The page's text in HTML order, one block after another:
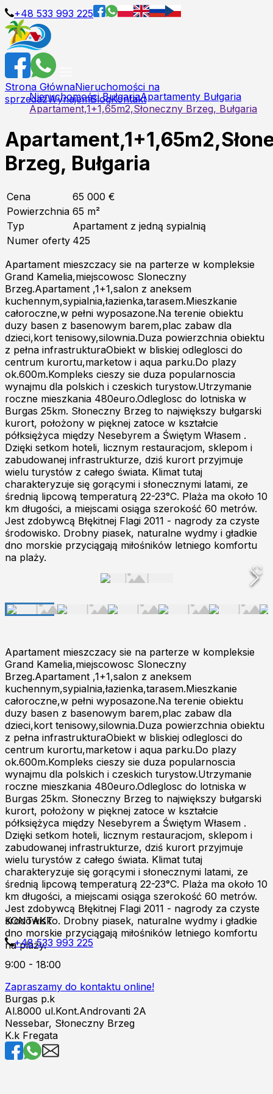
+48 533 993 225
Strona GłównaNieruchomości na
sprzedażWynajemBlogKontakt
Nieruchomości BułgariaApartamenty Bułgaria
Apartament,1+1,65m2,Słoneczny Brzeg, Bułgaria
Brzeg, Bułgaria
Cena
65 000 €
Powierzchnia 65 m²
Typ
Apartament z jedną sypialnią
Numer oferty 425
Apartament mieszczacy sie na parterze w kompleksie
Grand Kamelia,miejscowosc Sloneczny
Brzeg.Apartament ,1+1,salon z aneksem
kuchennym,sypialnia,łazienka,tarasem.Mieszkanie
całoroczne,w pełni wyposazone.Na terenie obiektu
duzy basen z basenowym barem,plac zabaw dla
dzieci,kort tenisowy,silownia.Duza powierzchnia obiektu
z pełna infrastrukturaObiekt w bliskiej odleglosci do
centrum kurortu,marketow i aqua parku.Do plazy
ok.600m.Kompleks cieszy sie duza popularnoscia
wynajmu dla polskich i czeskich turystow.Utrzymanie
roczne mieszkania 480euro.Odleglosc do lotniska w
Burgas 25km. Słoneczny Brzeg to największy bułgarski
kurort, położony w pięknej zatoce w kształcie
półksiężyca między Nesebyrem a Świętym Własem .
Dzięki setkom hoteli, licznym restauracjom, sklepom i
zabudowanej infrastrukturze, dziś kurort przyjmuje
wielu turystów z całego świata. Klimat tutaj
charakteryzuje się gorącymi i słonecznymi latami, ze
średnią lipcową temperaturą 22-23°C. Plaża ma około 10
km długości, a miejscami osiąga szerokość 60 metrów.
Jest zdobywcą Błękitnej Flagi 2011 - nagrody za czyste
środowisko. Drobny piasek, naturalne wydmy i gładkie
dno morskie przyciągają miłośników letniego komfortu
na plaży.
Apartament mieszczacy sie na parterze w kompleksie
Grand Kamelia,miejscowosc Sloneczny
Brzeg.Apartament ,1+1,salon z aneksem
kuchennym,sypialnia,łazienka,tarasem.Mieszkanie
całoroczne,w pełni wyposazone.Na terenie obiektu
duzy basen z basenowym barem,plac zabaw dla
dzieci,kort tenisowy,silownia.Duza powierzchnia obiektu
z pełna infrastrukturaObiekt w bliskiej odleglosci do
centrum kurortu,marketow i aqua parku.Do plazy
ok.600m.Kompleks cieszy sie duza popularnoscia
wynajmu dla polskich i czeskich turystow.Utrzymanie
roczne mieszkania 480euro.Odleglosc do lotniska w
Burgas 25km. Słoneczny Brzeg to największy bułgarski
kurort, położony w pięknej zatoce w kształcie
półksiężyca między Nesebyrem a Świętym Własem .
Dzięki setkom hoteli, licznym restauracjom, sklepom i
zabudowanej infrastrukturze, dziś kurort przyjmuje
wielu turystów z całego świata. Klimat tutaj
charakteryzuje się gorącymi i słonecznymi latami, ze
średnią lipcową temperaturą 22-23°C. Plaża ma około 10
km długości, a miejscami osiąga szerokość 60 metrów.
Jest zdobywcą Błękitnej Flagi 2011 - nagrody za czyste
środowisko. Drobny piasek, naturalne wydmy i gładkie
dno morskie przyciągają miłośników letniego komfortu
na plaży.
KONTAKT
+48 533 993 225
9:00 - 18:00
Zapraszamy do kontaktu online!
Burgas p.k
Al.8000 ul.Kont.Androvanti 2A
Nessebar, Słoneczny Brzeg
K.k Fregata